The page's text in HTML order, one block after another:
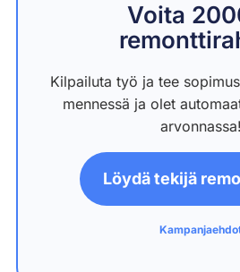
Voita
Kilpailuta työ ja tee
mennessä ja olet
arvonnassa!
Löydä tekijä